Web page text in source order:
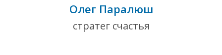
Олег Паралюш
стратег счастья